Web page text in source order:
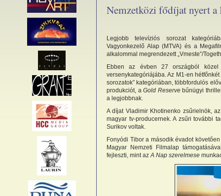
Nemzetközi fődíjat nyert
Legjobb televíziós sorozat
Vagyonkezelő Alap (MTVA) és a
alkalommal megrendezett „Vmeste”/
Ebben az évben 27 országból
versenykategóriájába. Az M1-en
sorozatok” kategóriában, többfordulós
produkciót, aGold Reservebűnügyi
a legjobbnak.
A díjat Vladimir Khotinenko zsűrielnök,
magyar tv-producernek. A zsűri további
Surikov voltak.
Fonyódi Tibor a második évadot
Magyar Nemzeti Filmalap
fejleszti, mint az A Nap szerelmese